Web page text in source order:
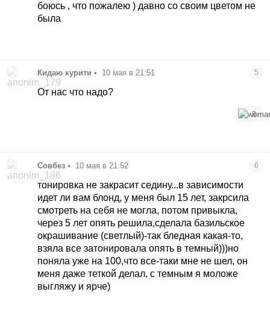
боюсь , что пожалею ) давно со своим цветом не
была
Кидаю курити • 10 мая в 21:51 5
От нас что надо?
3
Совбез • 10 мая в 21:52 6
тонировка не закрасит седину...в зависимости
идет ли вам блонд, у меня был 15 лет, закрсила
смотреть на себя не могла, потом привыкла,
через 5 лет опять решила,сделала базильское
окрашивание (светлый)-так бледная какая-то,
взяла все затонировала опять в темный)))но
поняла уже на 100,что все-таки мне не шел, он
меня даже теткой делал, с темным я моложе
выгляжу и ярче)